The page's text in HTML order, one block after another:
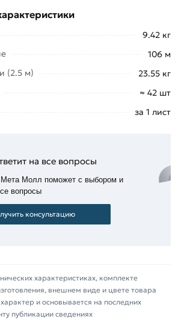
данной позиции, кликните
или нажмите на
указанным на сайте.
2500х1200х0,4 мм (Ral 3005) из
профнастил
с Вами для согласования
или самовывоза.
соответствует всем
9.42 кг
106 м
(2.5 м)
23.55 кг
≈ 42 шт
за 1 лист
на все вопросы
Мета Молл поможет с выбором и
вопросы
консультацию
характеристиках, комплекте
внешнем виде и цвете товара
и основывается на последних
публикации сведениях